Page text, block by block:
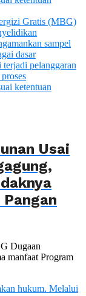
Usai
Dugaan
manfaat Program